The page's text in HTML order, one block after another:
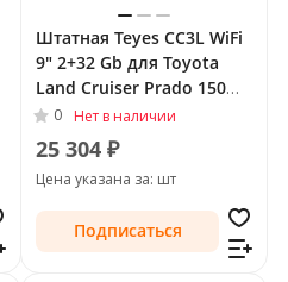
Штатная Teyes CC3L WiFi
9" 2+32 Gb для Toyota
Land Cruiser Prado 150
Series 2009 - 2013 Тип-C
0 Нет в наличии
25 304 ₽
Цена указана за: шт
Подписаться